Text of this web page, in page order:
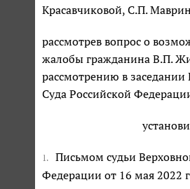
Красавчиковой, С.П.
рассмотрев вопрос о
жалобы гражданина В.П.
рассмотрению в
Суда Российской
1.
Письмом судьи
Федерации от 16 мая 2022